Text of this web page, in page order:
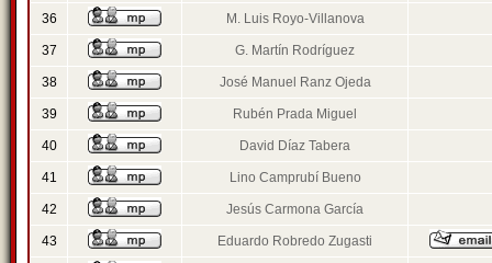
36 M. Luis Royo-Villanova
37 G. Martín Rodríguez
38 José Manuel Ranz Ojeda
39 Rubén Prada Miguel
40 David Díaz Tabera
41 Lino Camprubí Bueno
42 Jesús Carmona García
43 Eduardo Robredo Zugasti